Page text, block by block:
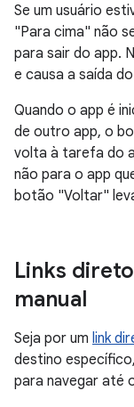
Se um usuário
"Para cima" não
para sair do app.
e causa a saída
Quando o app é
de outro app, o
volta à tarefa do
não para o app
botão "Voltar"
Links
manual
Seja por um link
destino
para navegar até